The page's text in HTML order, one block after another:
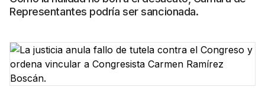
Representantes podría ser sancionada.